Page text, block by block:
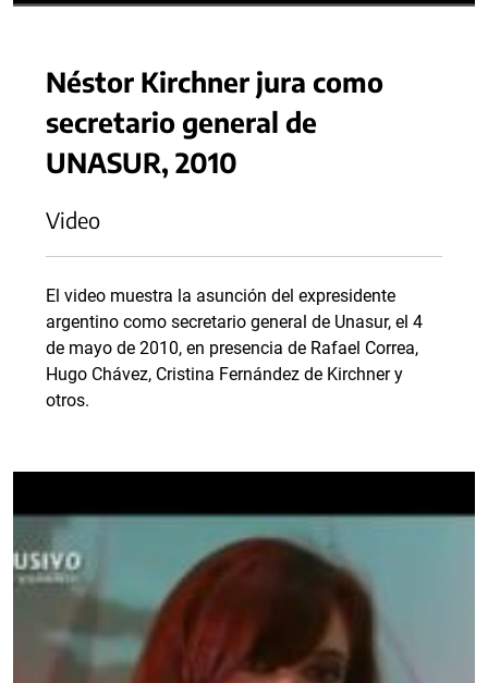
Néstor Kirchner jura como
secretario general de
UNASUR, 2010
Video
El video muestra la asunción del expresidente
argentino como secretario general de Unasur, el 4
de mayo de 2010, en presencia de Rafael Correa,
Hugo Chávez, Cristina Fernández de Kirchner y
otros.